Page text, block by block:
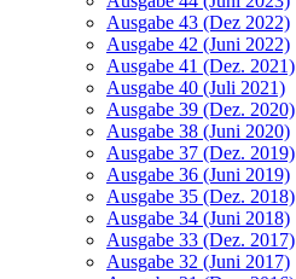
Ausgabe 43 (Dez 2022)
Ausgabe 42 (Juni 2022)
Ausgabe 41 (Dez. 2021)
Ausgabe 40 (Juli 2021)
Ausgabe 39 (Dez. 2020)
Ausgabe 38 (Juni 2020)
Ausgabe 37 (Dez. 2019)
Ausgabe 36 (Juni 2019)
Ausgabe 35 (Dez. 2018)
Ausgabe 34 (Juni 2018)
Ausgabe 33 (Dez. 2017)
Ausgabe 32 (Juni 2017)